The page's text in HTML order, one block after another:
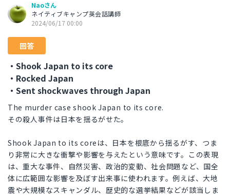
Naoさん
ネイティブキャンプ英会話講師
2024/06/17 00:00
回答
・Shook Japan to its core
・Rocked Japan
・Sent shockwaves through Japan
The murder case shook Japan to its core.
その殺人事件は日本を揺るがせた。
Shook Japan to its coreは、日本を根底から揺るがす、つま
り非常に大きな衝撃や影響を与えたという意味です。この表現
は、重大な事件、自然災害、政治的変動、社会問題など、国全
体に広範囲な影響を及ぼす出来事に使われます。例えば、大地
震や大規模なスキャンダル、歴史的な選挙結果などが該当しま